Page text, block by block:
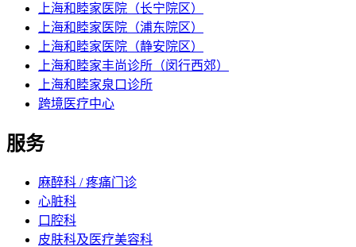
上海和睦家医院（长宁院区）
上海和睦家医院（浦东院区）
上海和睦家医院（静安院区）
上海和睦家丰尚诊所（闵行西郊）
上海和睦家泉口诊所
跨境医疗中心
服务
麻醉科 / 疼痛门诊
心脏科
口腔科
皮肤科及医疗美容科